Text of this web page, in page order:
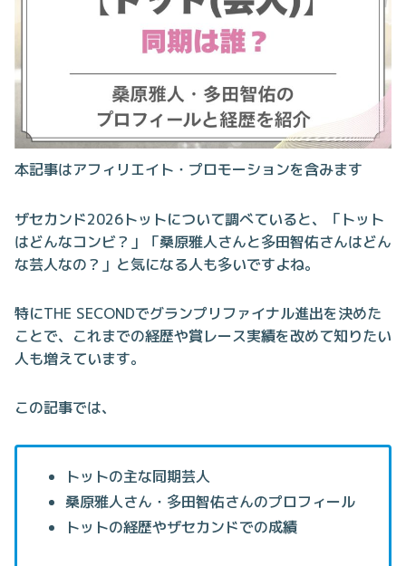
本記事はアフィリエイト・プロモーションを含みます
ザセカンド2026トットについて調べていると、「トット
はどんなコンビ？」「桑原雅人さんと多田智佑さんはどん
な芸人なの？」と気になる人も多いですよね。
特にTHE SECONDでグランプリファイナル進出を決めた
ことで、これまでの経歴や賞レース実績を改めて知りたい
人も増えています。
この記事では、
トットの主な同期芸人
桑原雅人さん・多田智佑さんのプロフィール
トットの経歴やザセカンドでの成績